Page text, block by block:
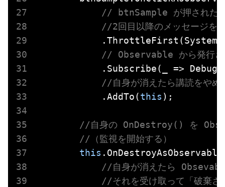
// btnSample が押された
//2回目以降のメッセージを
// Observable から発行され
.Subscribe(_ =>
//自身が消えたら講読をやめ
            .AddTo(
this );
//自身の OnDestroy() を
//（監視を開始する）
this
//自身が消えたら
//それを受け取って「破棄さ